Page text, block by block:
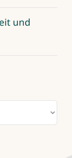
und